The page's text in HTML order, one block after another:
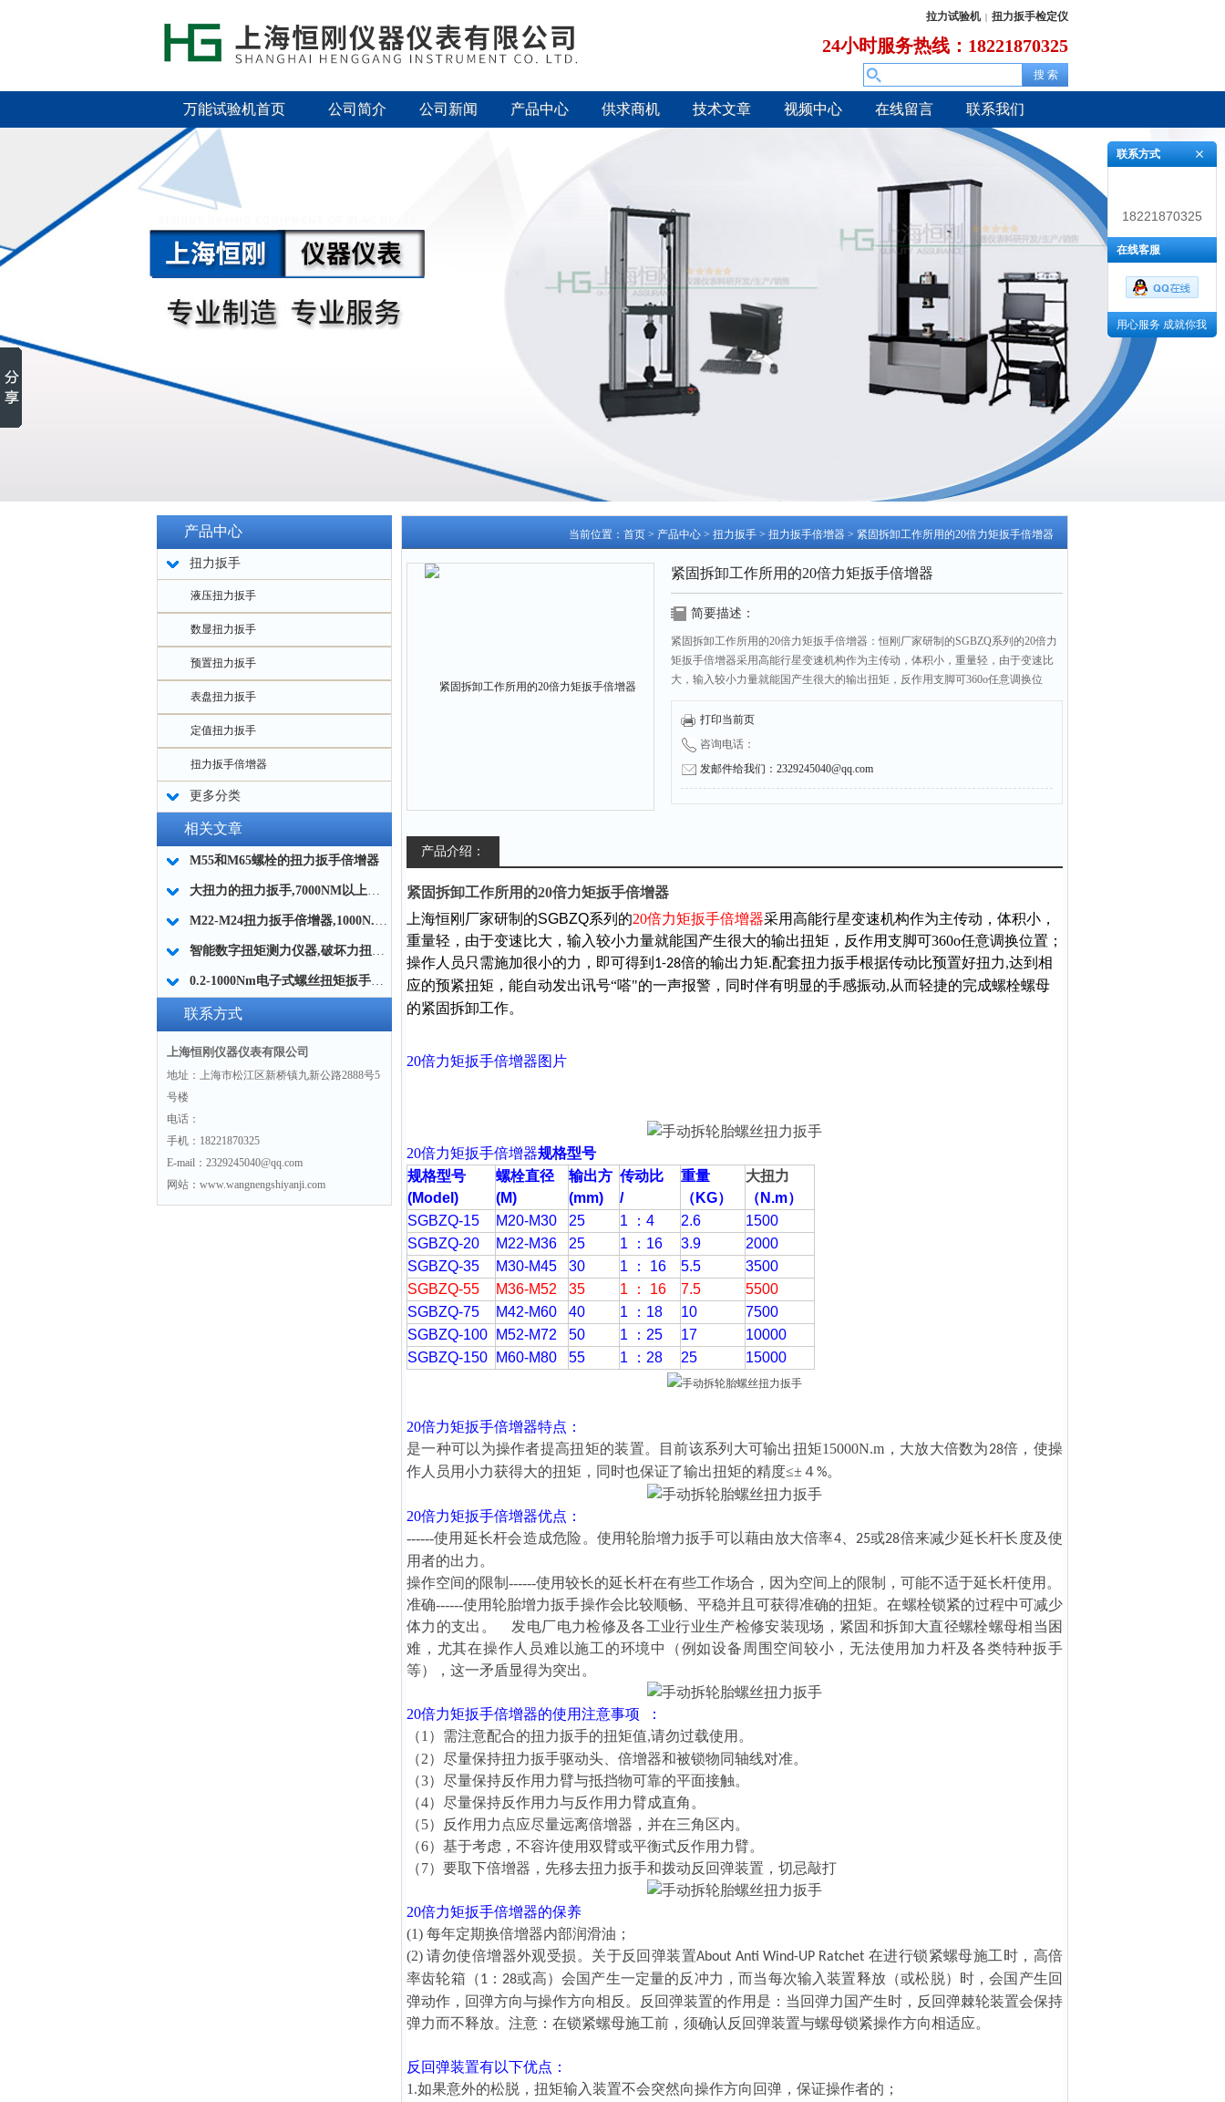
拉力试验机 | 扭力扳手检定仪
24小时服务热线：18221870325
万能试验机首页 公司简介 公司新闻 产品中心 供求商机 技术文章 视频中心 在线留言 联系我们
产品中心
扭力扳手
液压扭力扳手
数显扭力扳手
预置扭力扳手
表盘扭力扳手
定值扭力扳手
扭力扳手倍增器
更多分类
相关文章
M55和M65螺栓的扭力扳手倍增器
大扭力的扭力扳手,7000NM以上扭力大的扭力扳手,大扭矩扭力扳手
M22-M24扭力扳手倍增器,1000N.m扭力扳手倍增器价格
智能数字扭矩测力仪器,破坏力扭矩测试仪,测试螺钉破坏扭矩仪器简介
0.2-1000Nm电子式螺丝扭矩扳手（带检测功能）
联系方式
上海恒刚仪器仪表有限公司
地址：上海市松江区新桥镇九新公路2888号5
号楼
电话：
手机：18221870325
E-mail：2329245040@qq.com
网站：www.wangnengshiyanji.com
当前位置： 首页 > 产品中心 > 扭力扳手 > 扭力扳手倍增器 > 紧固拆卸工作所用的20倍力矩扳手倍增器
紧固拆卸工作所用的20倍力矩扳手倍增器
简要描述：
紧固拆卸工作所用的20倍力矩扳手倍增器：恒刚厂家研制的SGBZQ系列的20倍力
矩扳手倍增器采用高能行星变速机构作为主传动，体积小，重量轻，由于变速比
大，输入较小力量就能国产生很大的输出扭矩，反作用支脚可360o任意调换位
置；操作人员只需施加很小的力
打印当前页
咨询电话：
发邮件给我们：2329245040@qq.com
产品介绍：
紧固拆卸工作所用的20倍力矩扳手倍增器
上海恒刚厂家研制的SGBZQ系列的20倍力矩扳手倍增器采用高能行星变速机构作为主传动，体积小，
重量轻，由于变速比大，输入较小力量就能国产生很大的输出扭矩，反作用支脚可360o任意调换位置；
操作人员只需施加很小的力，即可得到 1-28倍的输出力矩.配套扭力扳手根据传动比预置好扭力,达到相
应的预紧扭矩，能自动发出讯号“嗒"的一声报警，同时伴有明显的手感振动,从而轻捷的完成螺栓螺母
的紧固拆卸工作。
20倍力矩扳手倍增器图片
20倍力矩扳手倍增器规格型号
规格型号
(Model)
螺栓直径
(M)
输出方
(mm)
传动比
/
重量
（KG）
大扭力
（N.m）
SGBZQ-15
M20-M30 25 1 ：4 2.6
1500
SGBZQ-20
M22-M36 25 1 ：16 3.9
2000
SGBZQ-35
M30-M45 30 1 ： 16 5.5
3500
SGBZQ-55
M36-M52 35 1 ： 16 7.5
5500
SGBZQ-75
M42-M60 40 1 ：18 10
7500
SGBZQ-100
M52-M72 50 1 ：25 17
10000
SGBZQ-150
M60-M80 55 1 ：28 25 15000
20倍力矩扳手倍增器特点：
是一种可以为操作者提高扭矩的装置。目前该系列大可输出扭矩15000N.m，大放大倍数为28倍，使操
作人员用小力获得大的扭矩，同时也保证了输出扭矩的精度≤±４%。
20倍力矩扳手倍增器优点：
------使用延长杆会造成危险。使用轮胎增力扳手可以藉由放大倍率4、 25或28倍来减少延长杆长度及使
用者的出力。
操作空间的限制------使用较长的延长杆在有些工作场合，因为空间上的限制，可能不适于延长杆使用。
准确------使用轮胎增力扳手操作会比较顺畅、平稳并且可获得准确的扭矩。在螺栓锁紧的过程中可减少
体力的支出。 发电厂电力检修及各工业行业生产检修安装现场，紧固和拆卸大直径螺栓螺母相当困
难，尤其在操作人员难以施工的环境中（例如设备周围空间较小，无法使用加力杆及各类特种扳手
等），这一矛盾显得为突出。
20倍力矩扳手倍增器的使用注意事项 ：
（1）需注意配合的扭力扳手的扭矩值,请勿过载使用。
（2）尽量保持扭力扳手驱动头、倍增器和被锁物同轴线对准。
（3）尽量保持反作用力臂与抵挡物可靠的平面接触。
（4）尽量保持反作用力与反作用力臂成直角。
（5）反作用力点应尽量远离倍增器，并在三角区内。
（6）基于考虑，不容许使用双臂或平衡式反作用力臂。
（7）要取下倍增器，先移去扭力扳手和拨动反回弹装置，切忌敲打
20倍力矩扳手倍增器的保养
(1) 每年定期换倍增器内部润滑油；
(2) 请勿使倍增器外观受损。关于反回弹装置About Anti Wind-UP Ratchet 在进行锁紧螺母施工时，高倍
率齿轮箱（1 ： 28或高）会国产生一定量的反冲力，而当每次输入装置释放（或松脱）时，会国产生回
弹动作，回弹方向与操作方向相反。反回弹装置的作用是：当回弹力国产生时，反回弹棘轮装置会保持
弹力而不释放。注意：在锁紧螺母施工前，须确认反回弹装置与螺母锁紧操作方向相适应。
反回弹装置有以下优点：
1.如果意外的松脱，扭矩输入装置不会突然向操作方向回弹，保证操作者的；
联系方式
18221870325
在线客服
用心服务 成就你我